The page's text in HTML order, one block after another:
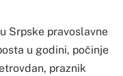
Srpske pravoslavne
u godini, počinje
praznik